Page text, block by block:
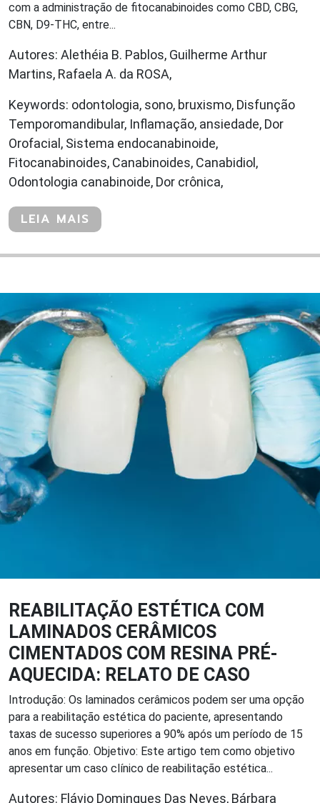
com a administração de fitocanabinoides como CBD, CBG,
CBN, D9-THC, entre...
Autores: Alethéia B. Pablos, Guilherme Arthur
Martins, Rafaela A. da ROSA,
Keywords: odontologia, sono, bruxismo, Disfunção
Temporomandibular, Inflamação, ansiedade, Dor
Orofacial, Sistema endocanabinoide,
Fitocanabinoides, Canabinoides, Canabidiol,
Odontologia canabinoide, Dor crônica,
LEIA MAIS
REABILITAÇÃO ESTÉTICA COM
LAMINADOS CERÂMICOS
CIMENTADOS COM RESINA PRÉ-
AQUECIDA: RELATO DE CASO
Introdução: Os laminados cerâmicos podem ser uma opção
para a reabilitação estética do paciente, apresentando
taxas de sucesso superiores a 90% após um período de 15
anos em função. Objetivo: Este artigo tem como objetivo
apresentar um caso clínico de reabilitação estética...
Autores: Flávio Domingues Das Neves, Bárbara